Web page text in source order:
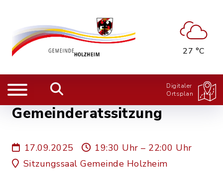
27 °C
Digitaler
Ortsplan
Gemeinderatssitzung
17.09.2025
19:30 Uhr – 22:00 Uhr
Sitzungssaal Gemeinde Holzheim